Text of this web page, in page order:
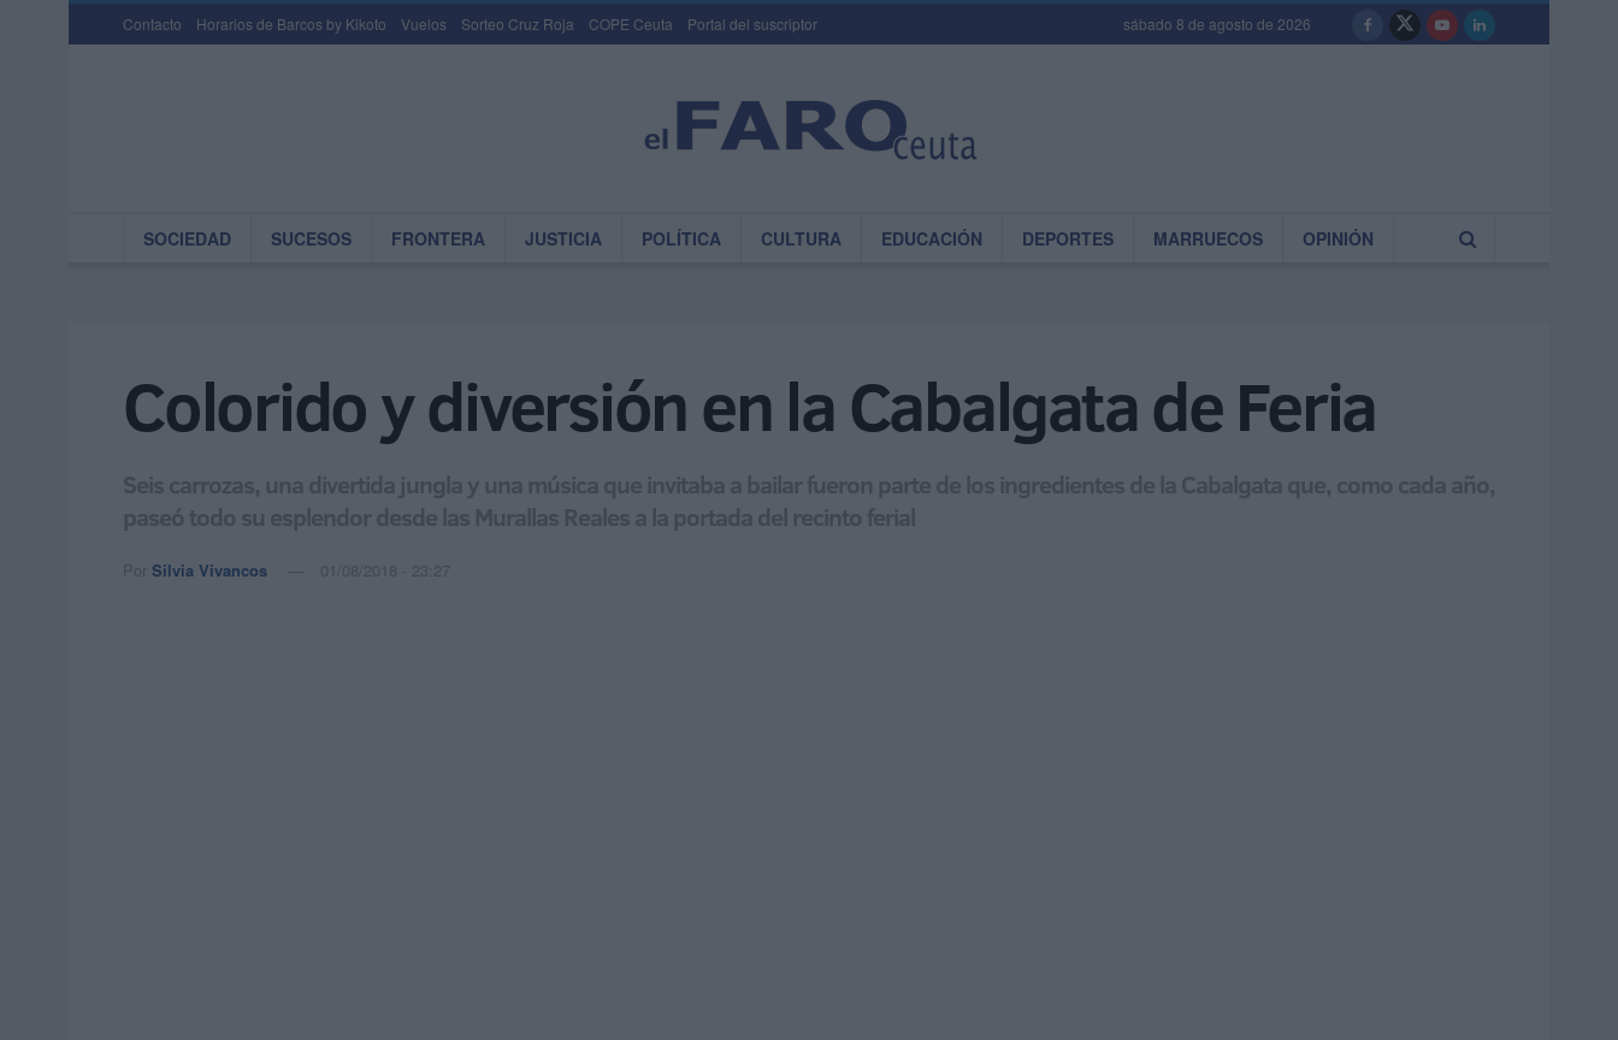
Contacto Horarios de Barcos by Kikoto Vuelos Sorteo Cruz Roja COPE Ceuta Portal del suscriptor sábado 8 de agosto de 2026
SOCIEDAD SUCESOS FRONTERA JUSTICIA POLÍTICA CULTURA EDUCACIÓN DEPORTES MARRUECOS OPINIÓN
Colorido y diversión en la Cabalgata de Feria
Seis carrozas, una divertida jungla y una música que invitaba a bailar fueron parte de los ingredientes de la Cabalgata que, como cada año,
paseó todo su esplendor desde las Murallas Reales a la portada del recinto ferial
Por Silvia Vivancos 01/08/2018 - 23:27